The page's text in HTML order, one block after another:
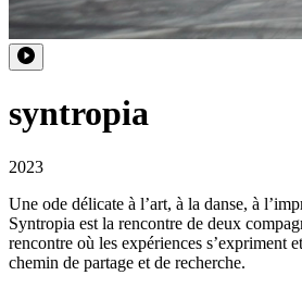
syntropia
2023
Une ode délicate à l’art, à la danse, à
Syntropia est la rencontre de deux
rencontre où les expériences s’expriment
chemin de partage et de recherche.